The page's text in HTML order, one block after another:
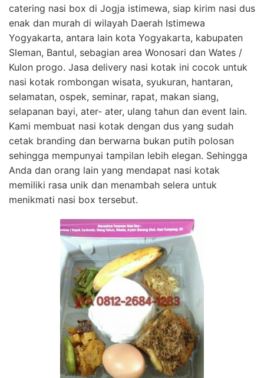
catering nasi box di Jogja istimewa, siap kirim nasi dus
enak dan murah di wilayah Daerah Istimewa
Yogyakarta, antara lain kota Yogyakarta, kabupaten
Sleman, Bantul, sebagian area Wonosari dan Wates /
Kulon progo. Jasa delivery nasi kotak ini cocok untuk
nasi kotak rombongan wisata, syukuran, hantaran,
selamatan, ospek, seminar, rapat, makan siang,
selapanan bayi, ater- ater, ulang tahun dan event lain.
Kami membuat nasi kotak dengan dus yang sudah
cetak branding dan berwarna bukan putih polosan
sehingga mempunyai tampilan lebih elegan. Sehingga
Anda dan orang lain yang mendapat nasi kotak
memiliki rasa unik dan menambah selera untuk
menikmati nasi box tersebut.